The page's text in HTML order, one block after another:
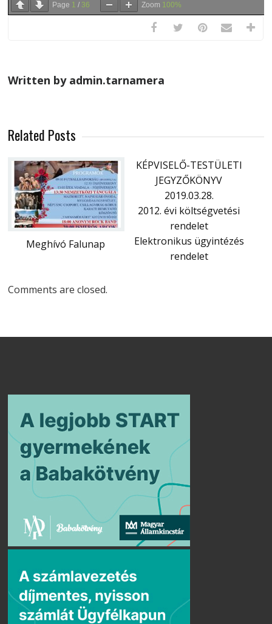
Page 1 / 36 Zoom 100%
Written by admin.tarnamera
Related Posts
Meghívó Falunap
KÉPVISELŐ-TESTÜLETI
JEGYZŐKÖNYV
2019.03.28.
2012. évi költségvetési
rendelet
Elektronikus ügyintézés
rendelet
Comments are closed.